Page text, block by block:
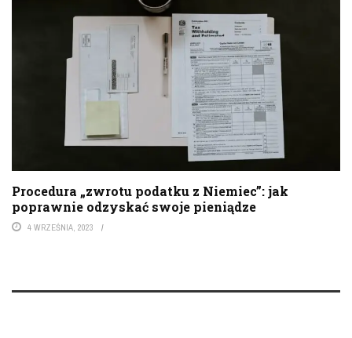
Procedura „zwrotu podatku z Niemiec”: jak
poprawnie odzyskać swoje pieniądze
4 WRZEŚNIA, 2023